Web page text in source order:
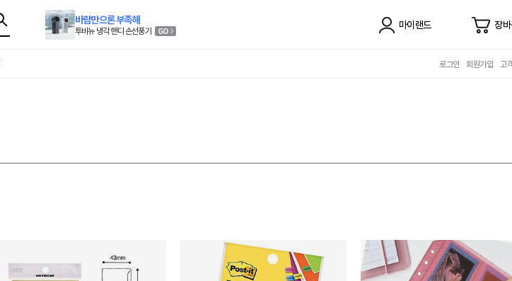
바람만으론 부족해
투비뉴 냉각 핸디 손선풍기
마이랜드 장
로그인 회원가입 고